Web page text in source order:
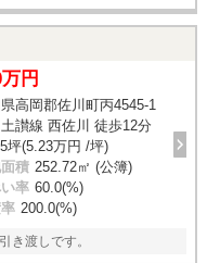
円
高岡郡佐川町丙4545-1
土讃線 西佐川 徒歩12分
坪(5.23万円 /坪)
積 252.72㎡ (公簿)
率 60.0(%)
200.0(%)
き渡しです。